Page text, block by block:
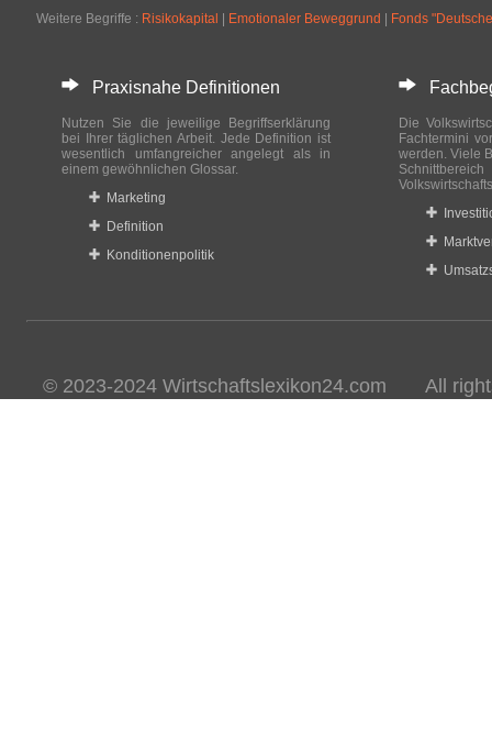
Weitere Begriffe : Risikokapital Emotionaler Beweggrund Fonds
Praxisnahe Definitionen
Nutzen Sie die jeweilige Begriffserklärung
bei Ihrer täglichen Arbeit. Jede Definition ist
wesentlich umfangreicher angelegt als in
einem gewöhnlichen Glossar.
Marketing
Definition
Konditionenpolitik
Die
Fachtermini
werden. Viele
© 2023-2024 Wirtschaftslexikon24.com All